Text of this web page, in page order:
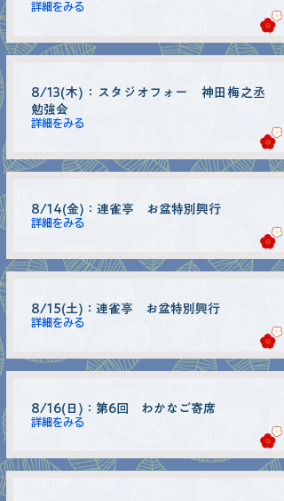
詳細をみる
8/13(木)：スタジオフォー 神田梅之丞
勉強会
詳細をみる
8/14(金)：連雀亭 お盆特別興行
詳細をみる
8/15(土)：連雀亭 お盆特別興行
詳細をみる
8/16(日)：第6回 わかなご寄席
詳細をみる